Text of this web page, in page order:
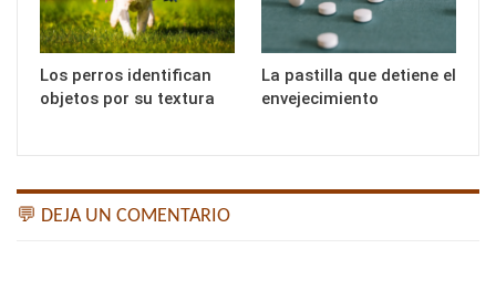
Los perros identifican
objetos por su textura
La pastilla que detiene el
envejecimiento
💬 DEJA UN COMENTARIO